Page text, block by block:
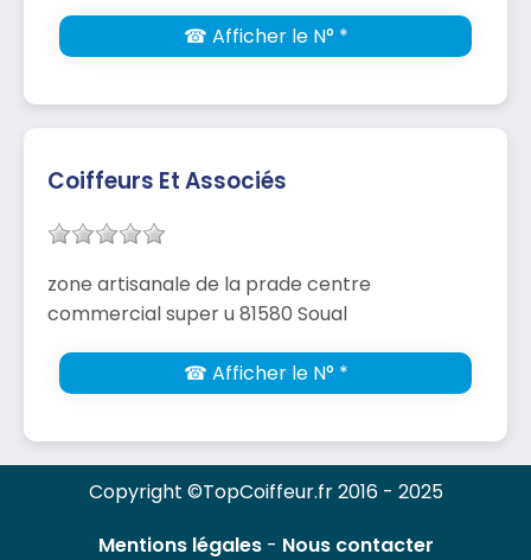
☎ Afficher le N° *
Coiffeurs Et Associés
zone artisanale de la prade centre
commercial super u 81580 Soual
☎ Afficher le N° *
Copyright ©TopCoiffeur.fr 2016 - 2025
Mentions légales- Nous contacter